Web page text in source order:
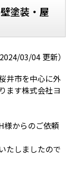
ン
ション修繕
塗装・屋
2024/03/04 更新）
井市を中心に外
ます株式会社ヨ
様からのご依頼
たしましたので